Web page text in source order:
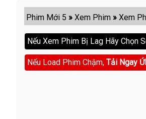
Phim Mới 5 » Xem Phim » Xem
Nếu Xem Phim Bị Lag Hãy Chọn
Nếu Load Phim Chậm, Tải Ngay